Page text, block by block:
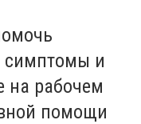
симптомы и
на рабочем
помощи